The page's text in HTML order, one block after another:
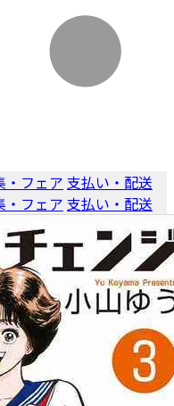
・フェア 支払い・配送
・フェア 支払い・配送